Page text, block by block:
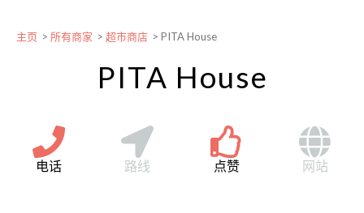
主页 > 所有商家 > 超市商店 > PITA House
PITA House
电话 路线 点赞 网站